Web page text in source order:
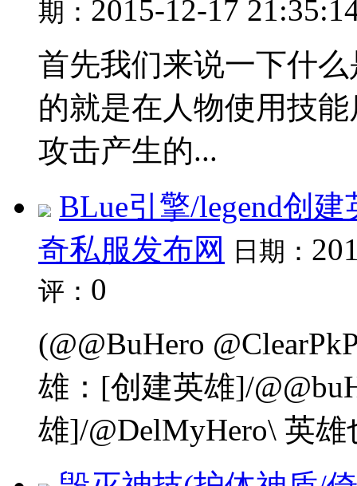
期： 2015-12-17
首先我们来说一下什
的就是在人物使用技
攻击产生的...
BLue引擎/legend创
奇私服发布网
日期：
评： 0
(@@BuHero
雄：[创建英雄]/
雄]/@DelMyHero\ 英